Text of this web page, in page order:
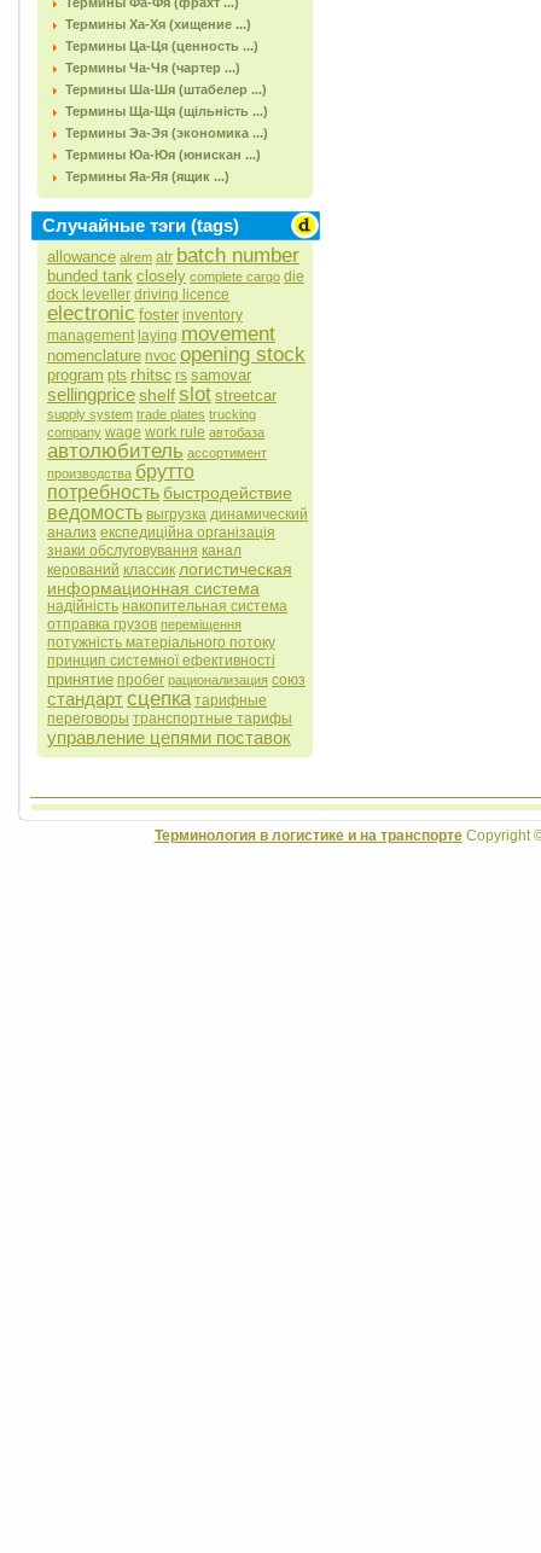
Термины Ха-Хя (хищение ...)
Термины Ца-Ця (ценность ...)
Термины Ча-Чя (чартер ...)
Термины Ша-Шя (штабелер ...)
Термины Ща-Щя (щільність ...)
Термины Эа-Эя (экономика ...)
Термины Юа-Юя (юнискан ...)
Термины Яа-Яя (ящик ...)
Случайные тэги (tags)
allowance alrem atr batch number
bunded tank closely complete cargo die
dock leveller driving licence
electronic foster inventory
management laying movement
nomenclature nvoc opening stock
program pts rhitsc rs samovar
sellingpriceshelfslot streetcar
supply system trade plates trucking
company wage work rule автобаза
автолюбитель ассортимент
производства брутто
потребностьбыстродействие
ведомость выгрузка динамический
анализ експедиційна організація
знаки обслуговування канал
керований классик логистическая
информационная система
надійність накопительная система
отправка грузов переміщення
потужність матеріального потоку
принцип системної ефективності
принятие пробег рационализация союз
стандартсцепка тарифные
переговоры транспортные тарифы
управление цепями поставок
Терминология в логистике и на транспортеCopyright